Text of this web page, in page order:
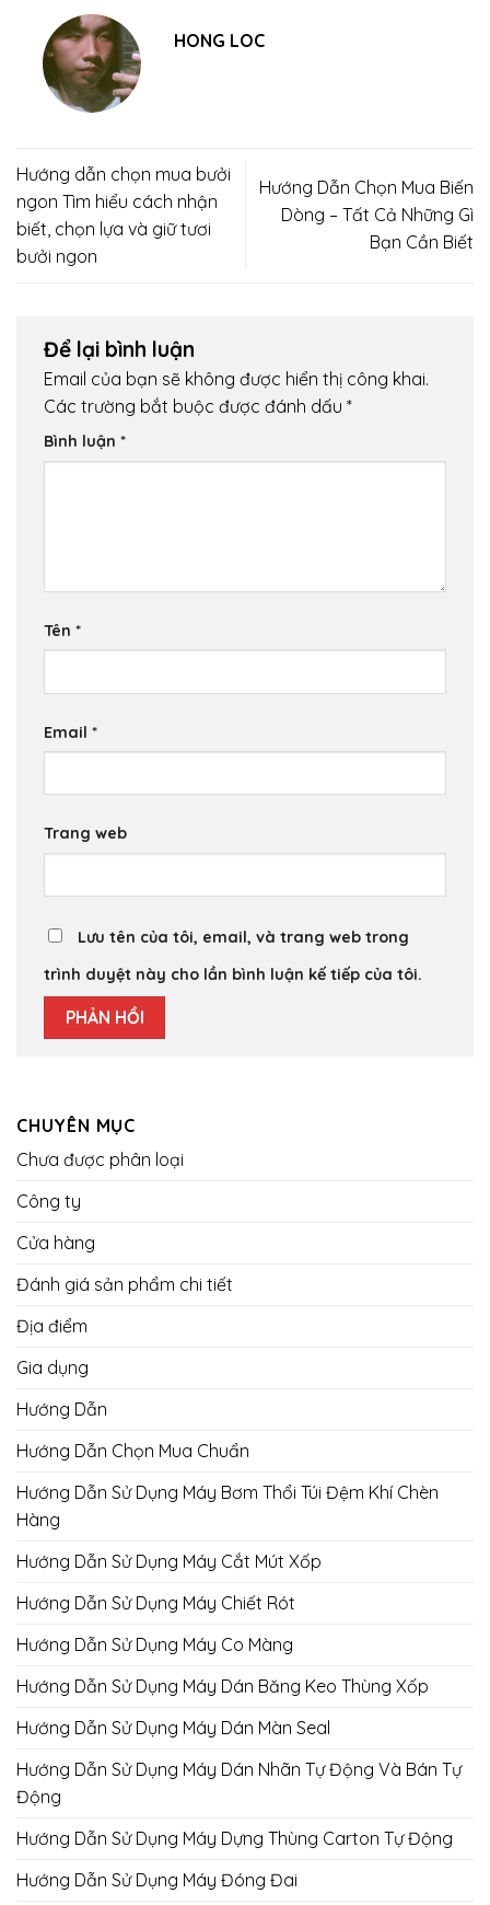
HONG LOC
Hướng dẫn chọn mua bưởi
ngon Tìm hiểu cách nhận
biết, chọn lựa và giữ tươi
bưởi ngon
Hướng Dẫn Chọn Mua Biến
Dòng – Tất Cả Những Gì
Bạn Cần Biết
Để lại bình luận
Email của bạn sẽ không được hiển thị công khai.
Các trường bắt buộc được đánh dấu *
Bình luận *
Tên *
Email *
Trang web
Lưu tên của tôi, email, và trang web trong
trình duyệt này cho lần bình luận kế tiếp của tôi.
CHUYÊN MỤC
Chưa được phân loại
Công ty
Cửa hàng
Đánh giá sản phẩm chi tiết
Địa điểm
Gia dụng
Hướng Dẫn
Hướng Dẫn Chọn Mua Chuẩn
Hướng Dẫn Sử Dụng Máy Bơm Thổi Túi Đệm Khí Chèn
Hàng
Hướng Dẫn Sử Dụng Máy Cắt Mút Xốp
Hướng Dẫn Sử Dụng Máy Chiết Rót
Hướng Dẫn Sử Dụng Máy Co Màng
Hướng Dẫn Sử Dụng Máy Dán Băng Keo Thùng Xốp
Hướng Dẫn Sử Dụng Máy Dán Màn Seal
Hướng Dẫn Sử Dụng Máy Dán Nhãn Tự Động Và Bán Tự
Động
Hướng Dẫn Sử Dụng Máy Dựng Thùng Carton Tự Động
Hướng Dẫn Sử Dụng Máy Đóng Đai